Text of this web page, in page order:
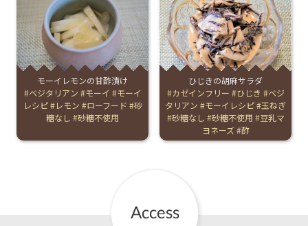
モーイレモンの甘酢漬け
Tags:
ベジタリアン モーイ
モーイ
レシピ レモン ローフード
砂
糖なし
砂糖不使用
ひじきの胡麻サラダ
Tags:
カゼインフリー ひじき
ベジ
タリアン
モーイレシピ
玉ねぎ
砂糖なし
砂糖不使用
豆乳マ
ヨネーズ 酢
診療料金
妊婦健診
お産について
親と子の結びつき支援
予防接種